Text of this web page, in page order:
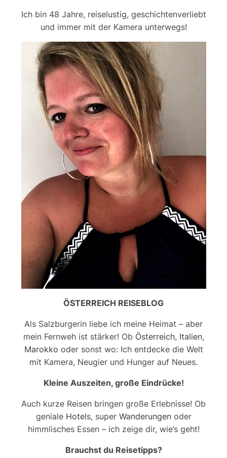
Ich bin 48 Jahre, reiselustig, geschichtenverliebt
und immer mit der Kamera unterwegs!
ÖSTERREICH REISEBLOG
Als Salzburgerin liebe ich meine Heimat – aber
mein Fernweh ist stärker! Ob Österreich, Italien,
Marokko oder sonst wo: Ich entdecke die Welt
mit Kamera, Neugier und Hunger auf Neues.
Kleine Auszeiten, große Eindrücke!
Auch kurze Reisen bringen große Erlebnisse! Ob
geniale Hotels, super Wanderungenoder
himmlisches Essen – ich zeige dir, wie’s geht!
Brauchst du Reisetipps?